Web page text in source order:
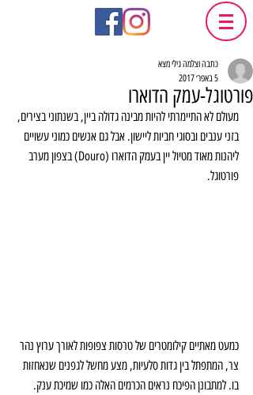
פורטוגל-עמק הדוארו
כתבה וצלמה גילי מצא
5 באפר׳ 2017
מעולם לא התיימרתי להיות מבינה גדולה ביין, בשנתוני בצירים,
בזני ענבים ובסוגי חביות ליישון. אבל גם אנשים כמוני עשויים
ליהנות מאוד מטיול יין בעמק הדוארו (Douro) בצפון מערב
פורטוגל.
כמעט מאתיים קילומטרים של טרסות צפופות לאורך ערוץ נהר
צר, המתפתל בין גדות סלעיות, מצע מחשל לגפנים שנאחזות
בו. למתבונן הפיכח נראים הכרמים האלה כמו שמיכת ענק.